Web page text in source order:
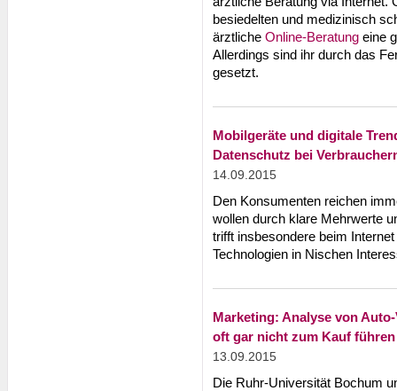
besiedelten und medizinisch
ärztliche Online-Beratung eine
Allerdings sind ihr durch das
gesetzt.
Mobilgeräte und digitale
Datenschutz bei
14.09.2015
Den Konsumenten reichen
wollen durch klare Mehrwerte
trifft insbesondere beim
Technologien in Nischen
Marketing: Analyse von
oft gar nicht zum Kauf führen
13.09.2015
Die Ruhr-Universität Bochum